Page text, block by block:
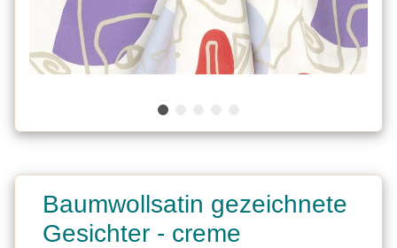
Baumwollsatin gezeichnete
Gesichter - creme